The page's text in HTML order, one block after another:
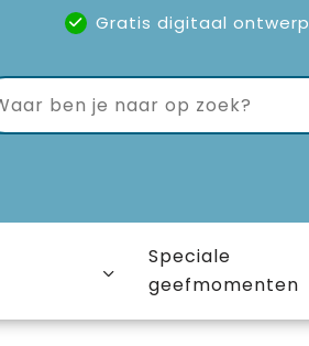
Gratis digitaal ontwerp
Speciale
geefmomenten